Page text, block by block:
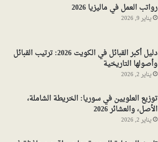
رواتب العمل في ماليزيا 2026
يناير 9, 2026
دليل أكبر القبائل في الكويت 2026: ترتيب القبائل
وأصولها التاريخية
يناير 2, 2026
توزيع العلويين في سوريا: الخريطة الشاملة،
الأصل، والعشائر 2026
يناير 2, 2026